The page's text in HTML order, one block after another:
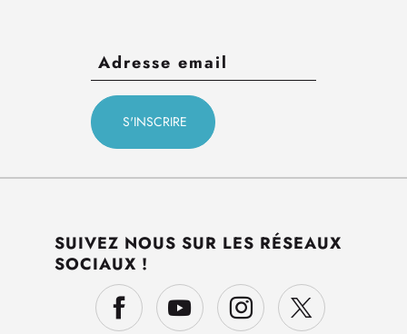
SUIVEZ NOUS SUR LES RÉSEAUX
SOCIAUX !